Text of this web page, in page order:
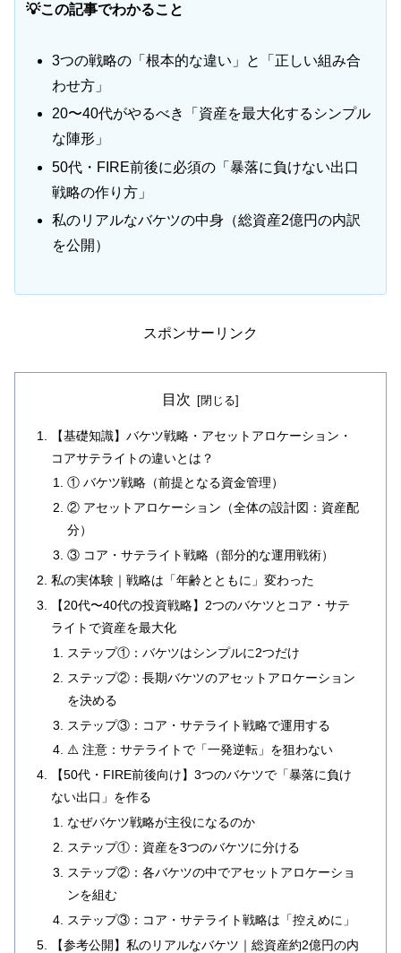
💡この記事でわかること
3つの戦略の「根本的な違い」と「正しい組み合
わせ方」
20〜40代がやるべき「資産を最大化するシンプル
な陣形」
50代・FIRE前後に必須の「暴落に負けない出口
戦略の作り方」
私のリアルなバケツの中身（総資産2億円の内訳
を公開）
スポンサーリンク
目次
【基礎知識】バケツ戦略・アセットアロケーション・
コアサテライトの違いとは？
① バケツ戦略（前提となる資金管理）
② アセットアロケーション（全体の設計図：資産配
分）
③ コア・サテライト戦略（部分的な運用戦術）
私の実体験｜戦略は「年齢とともに」変わった
【20代〜40代の投資戦略】2つのバケツとコア・サテ
ライトで資産を最大化
ステップ①：バケツはシンプルに2つだけ
ステップ②：長期バケツのアセットアロケーション
を決める
ステップ③：コア・サテライト戦略で運用する
⚠️ 注意：サテライトで「一発逆転」を狙わない
【50代・FIRE前後向け】3つのバケツで「暴落に負け
ない出口」を作る
なぜバケツ戦略が主役になるのか
ステップ①：資産を3つのバケツに分ける
ステップ②：各バケツの中でアセットアロケーショ
ンを組む
ステップ③：コア・サテライト戦略は「控えめに」
【参考公開】私のリアルなバケツ｜総資産約2億円の内